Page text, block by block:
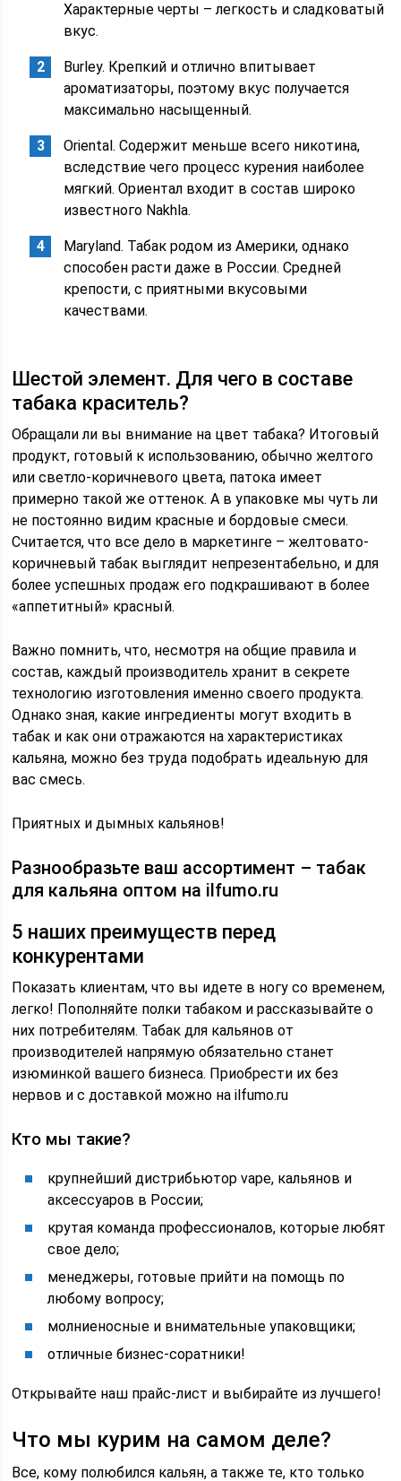
Характерные черты – легкость и сладковатый
вкус.
Burley. Крепкий и отлично впитывает
ароматизаторы, поэтому вкус получается
максимально насыщенный.
Oriental. Содержит меньше всего никотина,
вследствие чего процесс курения наиболее
мягкий. Ориентал входит в состав широко
известного Nakhla.
Maryland. Табак родом из Америки, однако
способен расти даже в России. Средней
крепости, с приятными вкусовыми
качествами.
Шестой элемент. Для чего в составе
табака краситель?
Обращали ли вы внимание на цвет табака? Итоговый
продукт, готовый к использованию, обычно желтого
или светло-коричневого цвета, патока имеет
примерно такой же оттенок. А в упаковке мы чуть ли
не постоянно видим красные и бордовые смеси.
Считается, что все дело в маркетинге – желтовато-
коричневый табак выглядит непрезентабельно, и для
более успешных продаж его подкрашивают в более
«аппетитный» красный.
Важно помнить, что, несмотря на общие правила и
состав, каждый производитель хранит в секрете
технологию изготовления именно своего продукта.
Однако зная, какие ингредиенты могут входить в
табак и как они отражаются на характеристиках
кальяна, можно без труда подобрать идеальную для
вас смесь.
Приятных и дымных кальянов!
Разнообразьте ваш ассортимент – табак
для кальяна оптом на ilfumo.ru
5 наших преимуществ перед
конкурентами
Показать клиентам, что вы идете в ногу со временем,
легко! Пополняйте полки табаком и рассказывайте о
них потребителям. Табак для кальянов от
производителей напрямую обязательно станет
изюминкой вашего бизнеса. Приобрести их без
нервов и с доставкой можно на ilfumo.ru
Кто мы такие?
крупнейший дистрибьютор vape, кальянов и
аксессуаров в России;
крутая команда профессионалов, которые любят
свое дело;
менеджеры, готовые прийти на помощь по
любому вопросу;
молниеносные и внимательные упаковщики;
отличные бизнес-соратники!
Открывайте наш прайс-лист и выбирайте из лучшего!
Что мы курим на самом деле?
Все, кому полюбился кальян, а также те, кто только